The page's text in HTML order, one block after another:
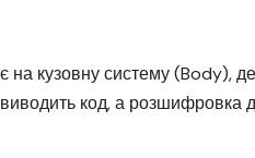
на кузовну систему (Body),
код, а розшифровка